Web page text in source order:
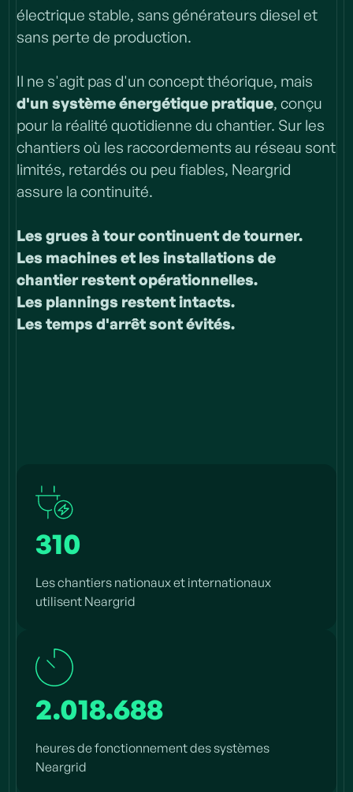
En savoir plus sur nous
électrique stable, sans générateurs diesel et
sans perte de production.
Il ne s'agit pas d'un concept théorique, mais
d'un système énergétique pratique, conçu
pour la réalité quotidienne du chantier. Sur les
chantiers où les raccordements au réseau sont
limités, retardés ou peu fiables, Neargrid
assure la continuité.
‍Les grues à tour continuent de tourner.
Les machines et les installations de
chantier restent opérationnelles.
Les plannings restent intacts.
Les temps d'arrêt sont évités.
310
Les chantiers nationaux et internationaux
utilisent Neargrid
2.018.688
heures de fonctionnement des systèmes
Neargrid